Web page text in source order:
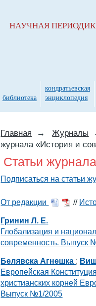
Главная → Журналы
журнала «История и
Статьи
Подписаться на статьи
От редакции //
Гринин Л. Е.
Глобализация и
современность. Выпуск
Белявска Агнешка ;
Европейская
христианских корней
Выпуск №1/2005
НАУЧНАЯ
библиотека
кондратьевская
энциклопедия